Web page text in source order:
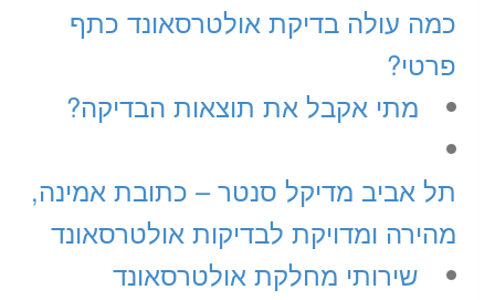
כמה עולה בדיקת אולטרסאונד כתף
פרטי?
מתי אקבל את תוצאות הבדיקה?
תל אביב מדיקל סנטר – כתובת אמינה,
מהירה ומדויקת לבדיקות אולטרסאונד
שירותי מחלקת אולטרסאונד